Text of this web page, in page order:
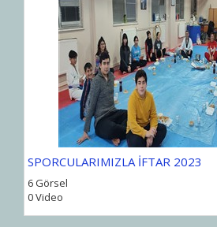
SPORCULARIMIZLA İFTAR 2023
6 Görsel
0 Video